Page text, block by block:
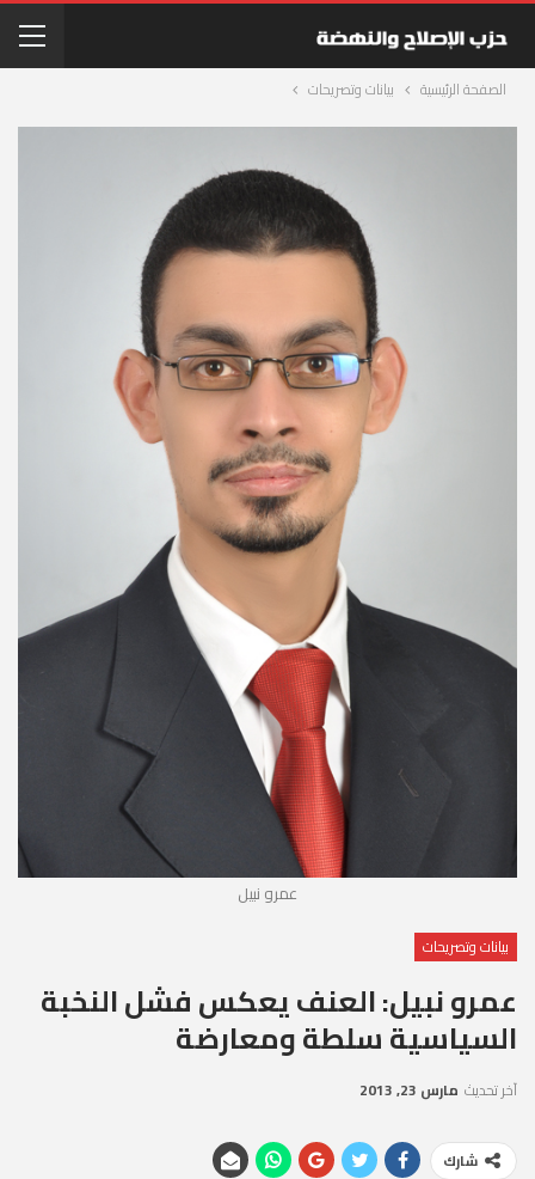
الصفحة الرئيسية بيانات وتصريحات
عمرو نبيل
بيانات وتصريحات
عمرو نبيل: العنف يعكس فشل النخبة
السياسية سلطة ومعارضة
آخر تحديث مارس 23, 2013
شارك